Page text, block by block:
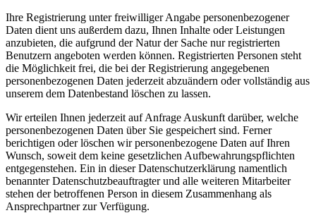
Ihre Registrierung unter freiwilliger Angabe personenbezogener
Daten dient uns außerdem dazu, Ihnen Inhalte oder Leistungen
anzubieten, die aufgrund der Natur der Sache nur registrierten
Benutzern angeboten werden können. Registrierten Personen steht
die Möglichkeit frei, die bei der Registrierung angegebenen
personenbezogenen Daten jederzeit abzuändern oder vollständig aus
unserem dem Datenbestand löschen zu lassen.
Wir erteilen Ihnen jederzeit auf Anfrage Auskunft darüber, welche
personenbezogenen Daten über Sie gespeichert sind. Ferner
berichtigen oder löschen wir personenbezogene Daten auf Ihren
Wunsch, soweit dem keine gesetzlichen Aufbewahrungspflichten
entgegenstehen. Ein in dieser Datenschutzerklärung namentlich
benannter Datenschutzbeauftragter und alle weiteren Mitarbeiter
stehen der betroffenen Person in diesem Zusammenhang als
Ansprechpartner zur Verfügung.